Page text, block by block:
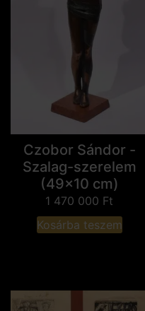
Czobor Sándor -
Szalag-szerelem
(49x10 cm)
1 470 000 Ft
Kosárba teszem